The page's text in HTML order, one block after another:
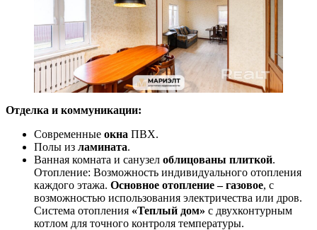
Отделка и коммуникации:
Современные окна ПВХ.
Полы из ламината.
Ванная комната и санузел облицованы плиткой.
Отопление: Возможность индивидуального отопления
каждого этажа. Основное отопление – газовое, с
возможностью использования электричества или дров.
Система отопления «Теплый дом» с двухконтурным
котлом для точного контроля температуры.